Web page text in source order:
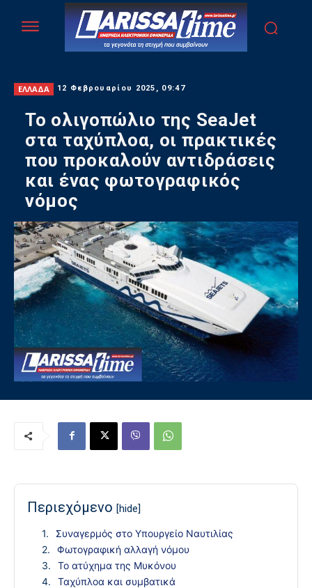
ΕΛΛΑΔΑ 12 Φεβρουαρίου 2025, 09:47
Το ολιγοπώλιο της SeaJet
στα ταχύπλοα, οι πρακτικές
που προκαλούν αντιδράσεις
και ένας φωτογραφικός
νόμος
Περιεχόμενο [hide]
Συναγερμός στο Υπουργείο Ναυτιλίας
Φωτογραφική αλλαγή νόμου
Το ατύχημα της Μυκόνου
Ταχύπλοα και συμβατικά